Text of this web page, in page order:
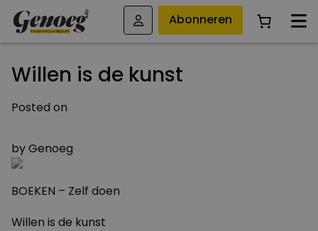
Abonneren
Willen is de kunst
Posted on
byGenoeg
BOEKEN – Zelf doen
Willen is de kunst